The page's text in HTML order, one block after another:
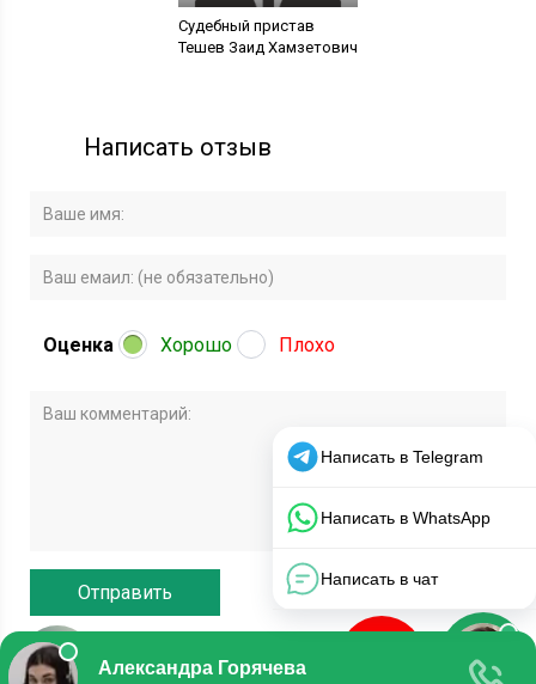
Судебный пристав
Тешев Заид Хамзетович
Написать отзыв
Оценка Хорошо Плохо